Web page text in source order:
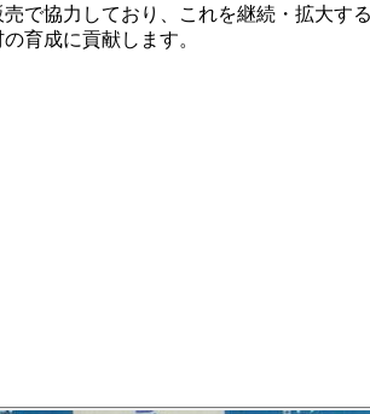
で協力しており、これを継続・拡大
育成に貢献します。